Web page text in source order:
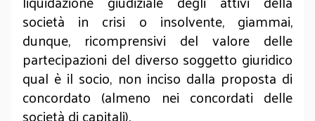
società in crisi o insolvente, giammai,
dunque, ricomprensivi del valore delle
partecipazioni del diverso soggetto giuridico
qual è il socio, non inciso dalla proposta di
concordato (almeno nei concordati delle